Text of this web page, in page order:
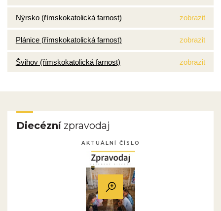
Nýrsko (římskokatolická farnost) zobrazit
Plánice (římskokatolická farnost) zobrazit
Švihov (římskokatolická farnost) zobrazit
Diecéznízpravodaj
AKTUÁLNÍ ČÍSLO